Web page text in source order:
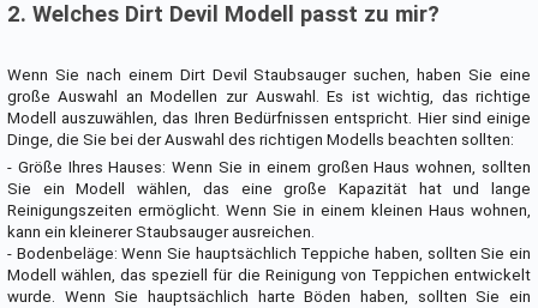
2. Welches Dirt Devil Modell passt zu mir?
Wenn Sie nach einem Dirt Devil Staubsauger suchen, haben Sie eine
große Auswahl an Modellen zur Auswahl. Es ist wichtig, das richtige
Modell auszuwählen, das Ihren Bedürfnissen entspricht. Hier sind einige
Dinge, die Sie bei der Auswahl des richtigen Modells beachten sollten:
- Größe Ihres Hauses: Wenn Sie in einem großen Haus wohnen, sollten
Sie ein Modell wählen, das eine große Kapazität hat und lange
Reinigungszeiten ermöglicht. Wenn Sie in einem kleinen Haus wohnen,
kann ein kleinerer Staubsauger ausreichen.
- Bodenbeläge: Wenn Sie hauptsächlich Teppiche haben, sollten Sie ein
Modell wählen, das speziell für die Reinigung von Teppichen entwickelt
wurde. Wenn Sie hauptsächlich harte Böden haben, sollten Sie ein